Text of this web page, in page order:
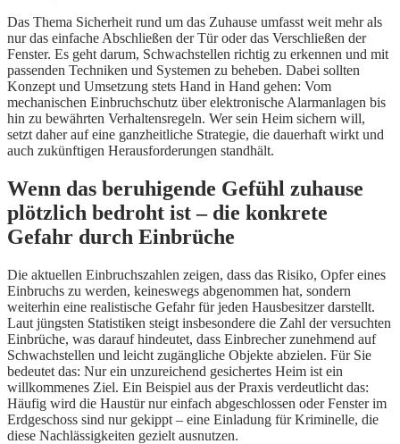
Das Thema Sicherheit rund um das Zuhause umfasst weit mehr als
nur das einfache Abschließen der Tür oder das Verschließen der
Fenster. Es geht darum, Schwachstellen richtig zu erkennen und mit
passenden Techniken und Systemen zu beheben. Dabei sollten
Konzept und Umsetzung stets Hand in Hand gehen: Vom
mechanischen Einbruchschutz über elektronische Alarmanlagen bis
hin zu bewährten Verhaltensregeln. Wer sein Heim sichern will,
setzt daher auf eine ganzheitliche Strategie, die dauerhaft wirkt und
auch zukünftigen Herausforderungen standhält.
Wenn das beruhigende Gefühl zuhause
plötzlich bedroht ist – die konkrete
Gefahr durch Einbrüche
Die aktuellen Einbruchszahlen zeigen, dass das Risiko, Opfer eines
Einbruchs zu werden, keineswegs abgenommen hat, sondern
weiterhin eine realistische Gefahr für jeden Hausbesitzer darstellt.
Laut jüngsten Statistiken steigt insbesondere die Zahl der versuchten
Einbrüche, was darauf hindeutet, dass Einbrecher zunehmend auf
Schwachstellen und leicht zugängliche Objekte abzielen. Für Sie
bedeutet das: Nur ein unzureichend gesichertes Heim ist ein
willkommenes Ziel. Ein Beispiel aus der Praxis verdeutlicht das:
Häufig wird die Haustür nur einfach abgeschlossen oder Fenster im
Erdgeschoss sind nur gekippt – eine Einladung für Kriminelle, die
diese Nachlässigkeiten gezielt ausnutzen.